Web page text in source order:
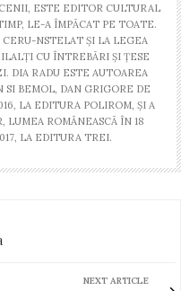
ESTE EDITOR CULTURAL
LE-A ÎMPĂCAT PE TOATE.
NSTELAT ȘI LA LEGEA
CU ÎNTREBĂRI ȘI ȚESE
DIA RADU ESTE AUTOAREA
BEMOL, DAN GRIGORE DE
LA EDITURA POLIROM, ȘI A
LUMEA ROMÂNEASCĂ ÎN 18
LA EDITURA TREI.
NEXT ARTICLE